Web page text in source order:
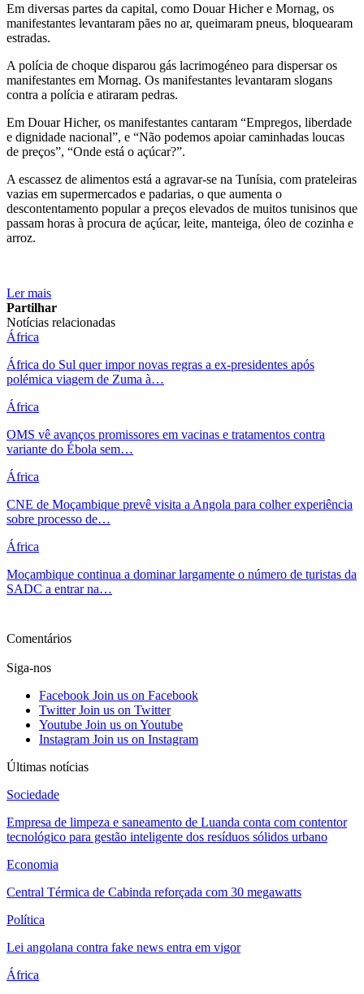
Em diversas partes da capital, como Douar Hicher e Mornag, os
manifestantes levantaram pães no ar, queimaram pneus, bloquearam
estradas.
A polícia de choque disparou gás lacrimogéneo para dispersar os
manifestantes em Mornag. Os manifestantes levantaram slogans
contra a polícia e atiraram pedras.
Em Douar Hicher, os manifestantes cantaram “Empregos, liberdade
e dignidade nacional”, e “Não podemos apoiar caminhadas loucas
de preços”, “Onde está o açúcar?”.
A escassez de alimentos está a agravar-se na Tunísia, com prateleiras
vazias em supermercados e padarias, o que aumenta o
descontentamento popular a preços elevados de muitos tunisinos que
passam horas à procura de açúcar, leite, manteiga, óleo de cozinha e
arroz.
Ler mais
Partilhar
Notícias relacionadas
África
África do Sul quer impor novas regras a ex-presidentes após
polémica viagem de Zuma à…
África
OMS vê avanços promissores em vacinas e tratamentos contra
variante do Ébola sem…
África
CNE de Moçambique prevê visita a Angola para colher experiência
sobre processo de…
África
Moçambique continua a dominar largamente o número de turistas da
SADC a entrar na…
Comentários
Siga-nos
Facebook Join us on Facebook
Twitter Join us on Twitter
Youtube Join us on Youtube
Instagram Join us on Instagram
Últimas notícias
Sociedade
Empresa de limpeza e saneamento de Luanda conta com contentor
tecnológico para gestão inteligente dos resíduos sólidos urbano
Economia
Central Térmica de Cabinda reforçada com 30 megawatts
Política
Lei angolana contra fake news entra em vigor
África